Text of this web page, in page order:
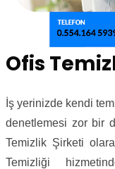
Ofis
İş yerinizde kendi
denetlemesi zor bir
Temizlik Şirketi
Temizliği